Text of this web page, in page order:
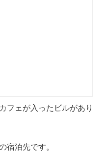
フェが入ったビルがあり
宿泊先です。